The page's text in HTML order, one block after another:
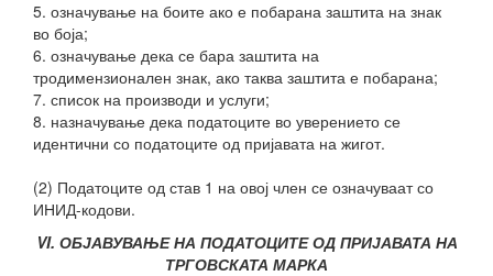
5. означување на боите ако е побарана заштита на знак
во боја;
6. означување дека се бара заштита на
тродимензионален знак, ако таква заштита е побарана;
7. список на производи и услуги;
8. назначување дека податоците во уверението се
идентични со податоците од пријавата на жигот.
(2) Податоците од став 1 на овој член се означуваат со
ИНИД-кодови.
VI. ОБЈАВУВАЊЕ НА ПОДАТОЦИТЕ ОД ПРИЈАВАТА НА
ТРГОВСКАТА МАРКА